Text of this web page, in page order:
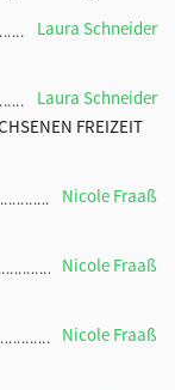
Laura Schneider
Laura Schneider
FREIZEIT
Nicole Fraaß
Nicole Fraaß
Nicole Fraaß